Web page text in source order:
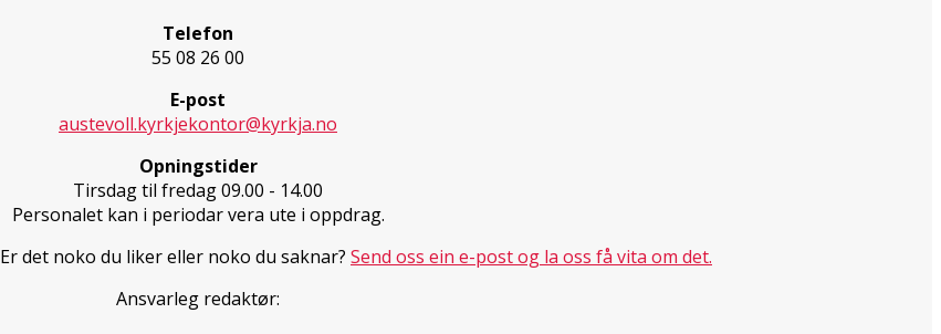
Telefon
55 08 26 00
E-post
austevoll.kyrkjekontor@kyrkja.no
Opningstider
Tirsdag til fredag 09.00 - 14.00
Personalet kan i periodar vera ute i oppdrag.
det noko du liker eller noko du saknar? Send oss ein e-post og la oss få vita om det.
Ansvarleg redaktør: